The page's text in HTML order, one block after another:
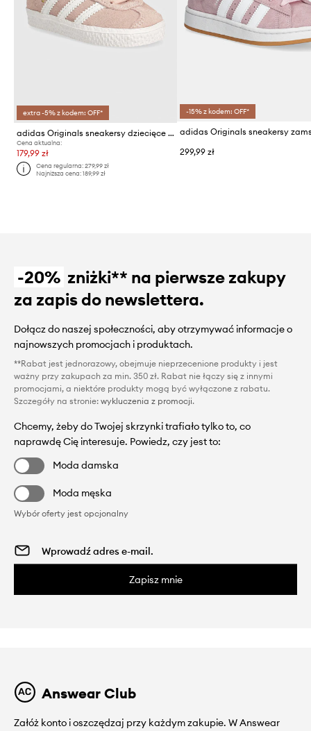
extra -5% z kodem: OFF*
adidas Originals sneakersy dziecięce GAZELLE CF EL
Cena aktualna:
179,99 zł
Cena regularna:279,99 zł
Najniższa cena:189,99 zł
-15% z kodem: OFF*
299,99 zł
-20% zniżki** na pierwsze zakupy
za zapis do newslettera.
Dołącz do naszej społeczności, aby otrzymywać informacje o
najnowszych promocjach i produktach.
**Rabat jest jednorazowy, obejmuje nieprzecenione produkty i jest
ważny przy zakupach za min. 350 zł. Rabat nie łączy się z innymi
promocjami, a niektóre produkty mogą być wyłączone z rabatu.
Szczegóły na stronie: wykluczenia z promocji.
Chcemy, żeby do Twojej skrzynki trafiało tylko to, co
naprawdę Cię interesuje. Powiedz, czy jest to:
Moda damska
Moda męska
Wybór oferty jest opcjonalny
Zapisz mnie
Answear Club
Załóż konto i oszczędzaj przy każdym zakupie. W Answear